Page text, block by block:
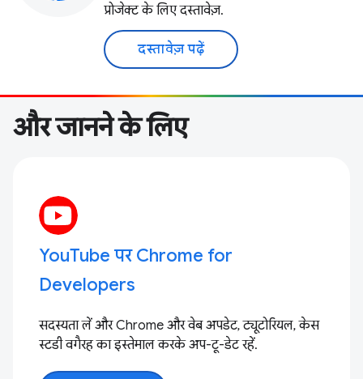
प्रोजेक्ट के लिए दस्तावेज़.
दस्तावेज़ पढ़ें
और जानने के लिए
YouTube पर Chrome for
Developers
सदस्यता लें और Chrome और वेब अपडेट, ट्यूटोरियल, केस
स्टडी वगैरह का इस्तेमाल करके अप-टू-डेट रहें.